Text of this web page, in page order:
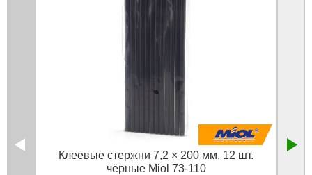
Клеевые стержни 7,2 × 200 мм, 12 шт.
чёрные Miol 73-110